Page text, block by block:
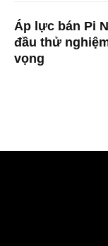
Áp lực bán Pi
đầu thử
vọng